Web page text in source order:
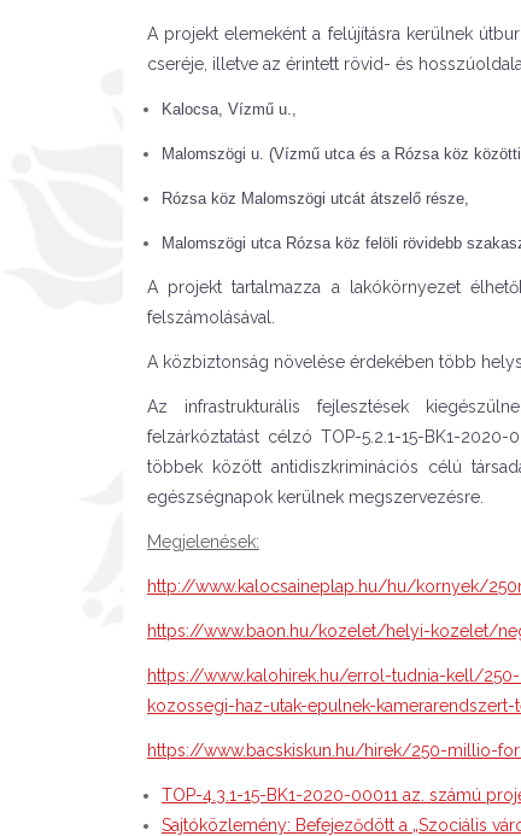
A projekt elemeként a felújításra kerülnek
cseréje, illetve az érintett rövid- és
Kalocsa, Vízmű u.,
Malomszögi u. (Vízmű utca és a Rózsa köz
Rózsa köz Malomszögi utcát átszelő része,
Malomszögi utca Rózsa köz felöli rövidebb
A projekt tartalmazza a lakókörnyezet
felszámolásával.
A közbiztonság növelése érdekében több
Az infrastrukturális fejlesztések
felzárkóztatást célzó TOP-5.2.1-15-BK1-
többek között antidiszkriminációs célú
egészségnapok kerülnek megszervezésre.
Megjelenések:
http://www.kalocsaineplap.hu/hu/kornyek/
https://www.baon.hu/kozelet/helyi-kozelet/
https://www.kalohirek.hu/errol-tudnia-kell/
kozossegi-haz-utak-epulnek-kamerarendszert-
https://www.bacskiskun.hu/hirek/250-millio-
TOP-4.3.1-15-BK1-2020-00011 az. számú
Sajtóközlemény: Befejeződött a „Szociális